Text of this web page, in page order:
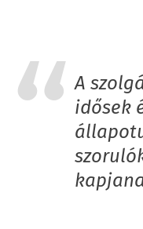
A
idősek